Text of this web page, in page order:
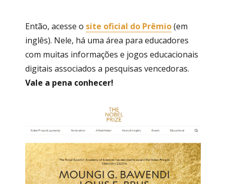
Então, acesse o site oficial do Prêmio(em
inglês). Nele, há uma área para educadores
com muitas informações e jogos educacionais
digitais associados a pesquisas vencedoras.
Vale a pena conhecer!